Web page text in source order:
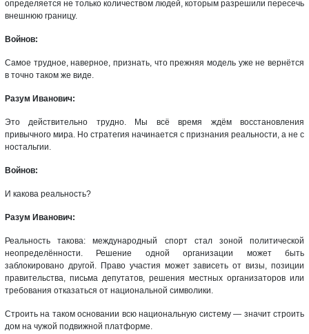
определяется не только количеством людей, которым разрешили пересечь
внешнюю границу.
Войнов:
Самое трудное, наверное, признать, что прежняя модель уже не вернётся
в точно таком же виде.
Разум Иванович:
Это действительно трудно. Мы всё время ждём восстановления
привычного мира. Но стратегия начинается с признания реальности, а не с
ностальгии.
Войнов:
И какова реальность?
Разум Иванович:
Реальность такова: международный спорт стал зоной политической
неопределённости. Решение одной организации может быть
заблокировано другой. Право участия может зависеть от визы, позиции
правительства, письма депутатов, решения местных организаторов или
требования отказаться от национальной символики.
Строить на таком основании всю национальную систему — значит строить
дом на чужой подвижной платформе.